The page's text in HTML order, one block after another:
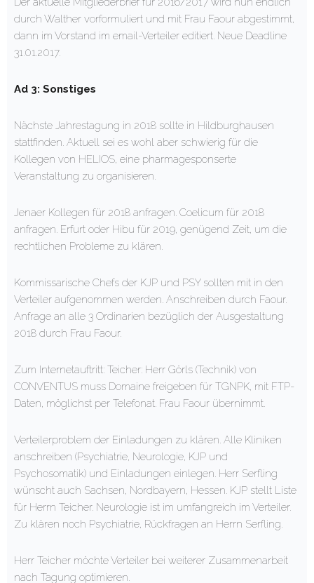
durch Walther vorformuliert und mit Frau Faour abgestimmt,
dann im Vorstand im email-Verteiler editiert. Neue Deadline
31.01.2017.
Ad 3: Sonstiges
Nächste Jahrestagung in 2018 sollte in Hildburghausen
stattfinden. Aktuell sei es wohl aber schwierig für die
Kollegen von HELIOS, eine pharmagesponserte
Veranstaltung zu organisieren.
Jenaer Kollegen für 2018 anfragen. Coelicum für 2018
anfragen. Erfurt oder Hibu für 2019, genügend Zeit, um die
rechtlichen Probleme zu klären.
Kommissarische Chefs der KJP und PSY sollten mit in den
Verteiler aufgenommen werden. Anschreiben durch Faour.
Anfrage an alle 3 Ordinarien bezüglich der Ausgestaltung
2018 durch Frau Faour.
Zum Internetauftritt: Teicher: Herr Görls (Technik) von
CONVENTUS muss Domaine freigeben für TGNPK, mit FTP-
Daten, möglichst per Telefonat. Frau Faour übernimmt.
Verteilerproblem der Einladungen zu klären. Alle Kliniken
anschreiben (Psychiatrie, Neurologie, KJP und
Psychosomatik) und Einladungen einlegen. Herr Serfling
wünscht auch Sachsen, Nordbayern, Hessen. KJP stellt Liste
für Herrn Teicher. Neurologie ist im umfangreich im Verteiler.
Zu klären noch Psychiatrie, Rückfragen an Herrn Serfling.
Herr Teicher möchte Verteiler bei weiterer Zusammenarbeit
nach Tagung optimieren.